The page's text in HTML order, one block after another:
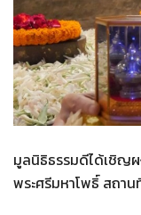
มูลนิธิธรรมดีได้เชิญ
พระศรีมหาโพธิ์ สถา